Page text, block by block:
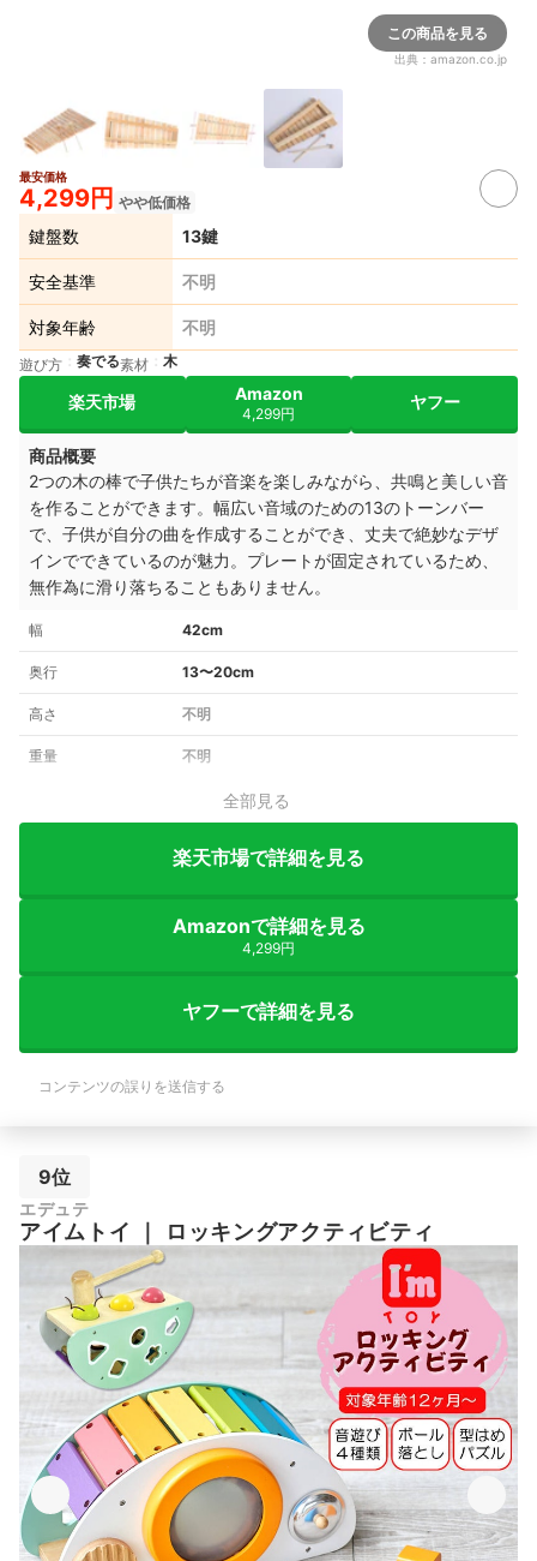
この商品を見る
出典： amazon.co.jp
最安価格
4,299円 やや低価格
鍵盤数 13鍵
安全基準 不明
対象年齢 不明
遊び方 奏でる素材 木
楽天市場 Amazon
4,299円
ヤフー
商品概要
2つの木の棒で子供たちが音楽を楽しみながら、共鳴と美しい音
を作ることができます。 幅広い音域のための13のトーンバー
で、子供が自分の曲を作成することができ
、丈夫で絶妙なデザ
インでできているのが魅力。 プレートが固定されているため、
無作為に滑り落ちることもありません。
幅 42cm
奥行 13〜20cm
高さ 不明
重量 不明
全部見る
楽天市場で詳細を見る
Amazonで詳細を見る
4,299円
ヤフーで詳細を見る
コンテンツの誤りを送信する
9位
エデュテ
アイムトイ ｜ ロッキングアクティビティ